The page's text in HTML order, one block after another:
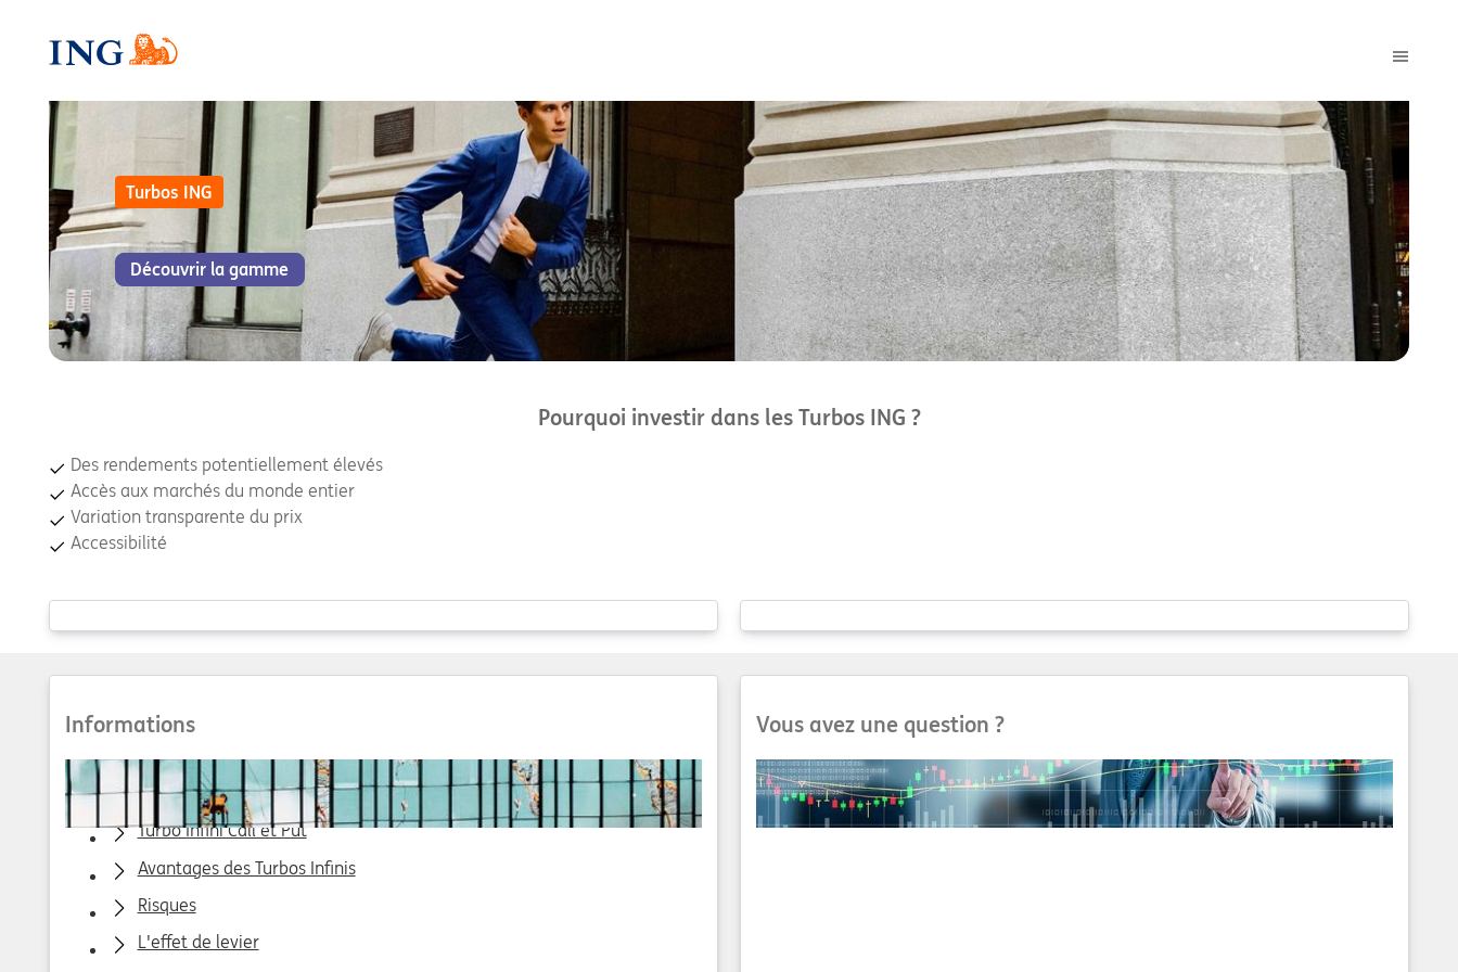
ING Turbos
Turbos ING
Découvrir la gamme
Pourquoi investir dans les Turbos ING ?
Des rendements potentiellement élevés
Accès aux marchés du monde entier
Variation transparente du prix
Accessibilité
Or Brent Crude Oil Future
Informations
Qu’est ce qu’un Turbo Infini ?
Turbo Infini Call et Put
Avantages des Turbos Infinis
Risques
L'effet de levier
Vous avez une question ?
Consultez notre foire aux questions pour voir si la réponse à votre question s'y
trouve déjà !